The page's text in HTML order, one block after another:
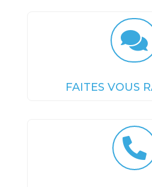

FAITES VOUS
